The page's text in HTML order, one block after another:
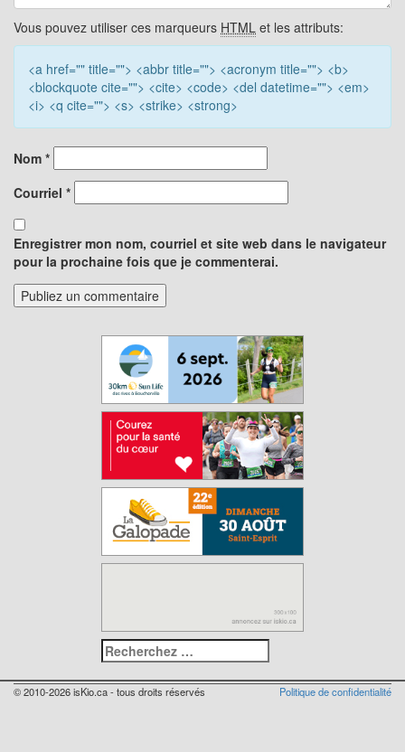
Vous pouvez utiliser ces marqueurs HTML et les attributs:
<a href="" title=""> <abbr title=""> <acronym title=""> <b>
<blockquote cite=""> <cite> <code> <del datetime=""> <em>
<i> <q cite=""> <s> <strike> <strong>
Nom *
Courriel *
Enregistrer mon nom, courriel et site web dans le navigateur
pour la prochaine fois que je commenterai.
© 2010-2026 isKio.ca - tous droits réservés Politique de confidentialité